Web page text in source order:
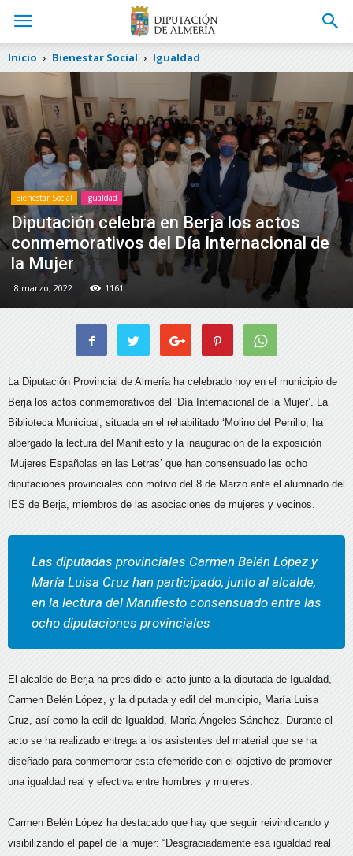
Inicio Bienestar Social Igualdad
Bienestar Social Igualdad
Diputación celebra en Berja los actos
conmemorativos del Día Internacional de
la Mujer
8 marzo, 2022 1161
La Diputación Provincial de Almería ha celebrado hoy en el municipio de
Berja los actos conmemorativos del ‘Día Internacional de la Mujer’. La
Biblioteca Municipal, situada en el rehabilitado ‘Molino del Perrillo, ha
albergado la lectura del Manifiesto y la inauguración de la exposición
‘Mujeres Españolas en las Letras’ que han consensuado las ocho
diputaciones provinciales con motivo del 8 de Marzo ante el alumnado del
IES de Berja, miembros de las asociaciones de mujeres y vecinos.
Las diputadas provinciales Carmen Belén López y
María Luisa Cruz han participado, junto al alcalde,
en la lectura del Manifiesto consensuado entre las
ocho diputaciones provinciales
El alcalde de Berja ha presidido el acto junto a la diputada de Igualdad,
Carmen Belén López, y la diputada y edil del municipio, María Luisa
Cruz, así como la edil de Igualdad, María Ángeles Sánchez. Durante el
acto se ha realizado entrega a los asistentes del material que se ha
diseñado para conmemorar esta efeméride con el objetivo de promover
una igualdad real y efectiva entre hombres y mujeres.
Carmen Belén López ha destacado que hay que seguir reivindicando y
visibilizando el papel de la mujer: “Desgraciadamente esa igualdad real